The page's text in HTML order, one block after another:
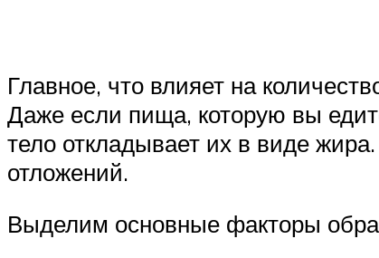
Главное, что влияет на
Даже если пища, которую вы
тело откладывает их в виде
отложений.
Выделим основные факторы